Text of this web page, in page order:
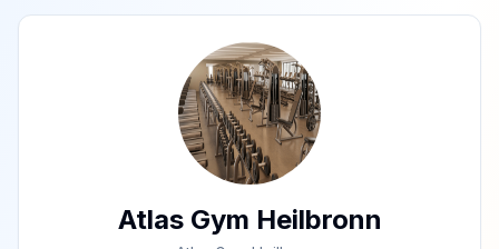
Atlas Gym Heilbronn